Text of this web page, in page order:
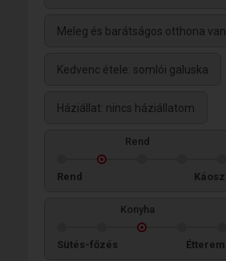
Meleg és barátságos otthona van
Kedvenc étele: somlói galuska
Háziállat: nincs háziállatom
Rend
Rend Káosz
Konyha
Sütés-főzés Étterem